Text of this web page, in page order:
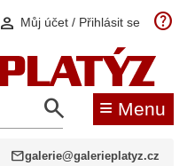
person Můj účet / Přihlásit se help
search ≡ Menu
mailgalerie@galerieplatyz.cz